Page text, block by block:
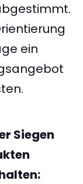
ein
Siegen